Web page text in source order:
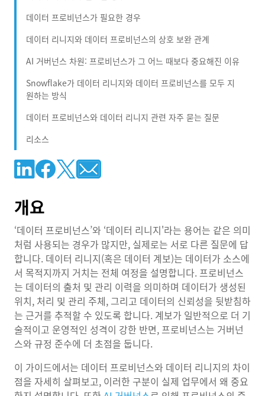
데이터 프로비넌스가 필요한 경우
데이터 리니지와 데이터 프로비넌스의 상호 보완 관계
AI 거버넌스 차원: 프로비넌스가 그 어느 때보다 중요해진 이유
Snowflake가 데이터 리니지와 데이터 프로비넌스를 모두 지
원하는 방식
데이터 프로비넌스와 데이터 리니지 관련 자주 묻는 질문
리소스
개요
‘데이터 프로비넌스’와 ‘데이터 리니지'라는 용어는 같은 의미
처럼 사용되는 경우가 많지만, 실제로는 서로 다른 질문에 답
합니다. 데이터 리니지(혹은 데이터 계보)는 데이터가 소스에
서 목적지까지 거치는 전체 여정을 설명합니다. 프로비넌스
는 데이터의 출처 및 관리 이력을 의미하며 데이터가 생성된
위치, 처리 및 관리 주체, 그리고 데이터의 신뢰성을 뒷받침하
는 근거를 추적할 수 있도록 합니다. 계보가 일반적으로 더 기
술적이고 운영적인 성격이 강한 반면, 프로비넌스는 거버넌
스와 규정 준수에 더 초점을 둡니다.
이 가이드에서는 데이터 프로비넌스와 데이터 리니지의 차이
점을 자세히 살펴보고, 이러한 구분이 실제 업무에서 왜 중요